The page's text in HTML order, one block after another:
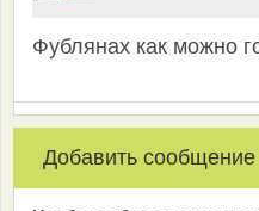
Фублянах как можно
Добавить сообщение